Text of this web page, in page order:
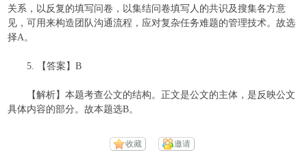
关系，以反复的填写问卷，以集结问卷填写人的共识及搜集各方意
见，可用来构造团队沟通流程，应对复杂任务难题的管理技术。故选
择A。
5. 【答案】B
【解析】本题考查公文的结构。正文是公文的主体，是反映公文
具体内容的部分。故本题选B。
收藏 邀请